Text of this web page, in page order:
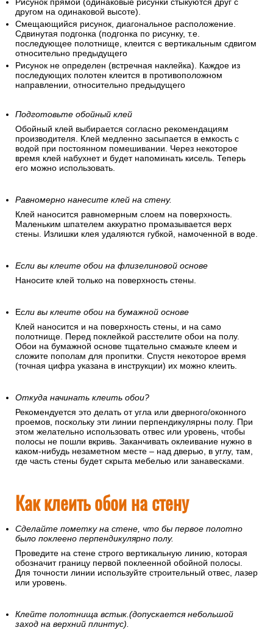
Рисунок прямой (одинаковые рисунки стыкуются друг с
другом на одинаковой высоте).
Смещающийся рисунок, диагональное расположение.
Сдвинутая подгонка (подгонка по рисунку, т.е.
последующее полотнище, клеится с вертикальным сдвигом
относительно предыдущего
Рисунок не определен (встречная наклейка). Каждое из
последующих полотен клеится в противоположном
направлении, относительно предыдущего
Подготовьте обойный клей
Обойный клей выбирается согласно рекомендациям
производителя. Клей медленно засыпается в емкость с
водой при постоянном помешивании. Через некоторое
время клей набухнет и будет напоминать кисель. Теперь
его можно использовать.
Равномерно нанесите клей на стену.
Клей наносится равномерным слоем на поверхность.
Маленьким шпателем аккуратно промазывается верх
стены. Излишки клея удаляются губкой, намоченной в воде.
Если вы клеите обои на флизелиновой основе
Наносите клей только на поверхность стены.
Если вы клеите обои на бумажной основе
Клей наносится и на поверхность стены, и на само
полотнище. Перед поклейкой расстелите обои на полу.
Обои на бумажной основе тщательно смажьте клеем и
сложите пополам для пропитки. Спустя некоторое время
(точная цифра указана в инструкции) их можно клеить.
Откуда начинать клеить обои?
Рекомендуется это делать от угла или дверного/оконного
проемов, поскольку эти линии перпендикулярны полу. При
этом желательно использовать отвес или уровень, чтобы
полосы не пошли вкривь. Заканчивать оклеивание нужно в
каком-нибудь незаметном месте – над дверью, в углу, там,
где часть стены будет скрыта мебелью или занавесками.
Как клеить обои на стену
Сделайте пометку на стене, что бы первое полотно
было поклеено перпендикулярно полу.
Проведите на стене строго вертикальную линию, которая
обозначит границу первой поклеенной обойной полосы.
Для точности линии используйте строительный отвес, лазер
или уровень.
Клейте полотнища встык.(допускается небольшой
заход на верхний плинтус).